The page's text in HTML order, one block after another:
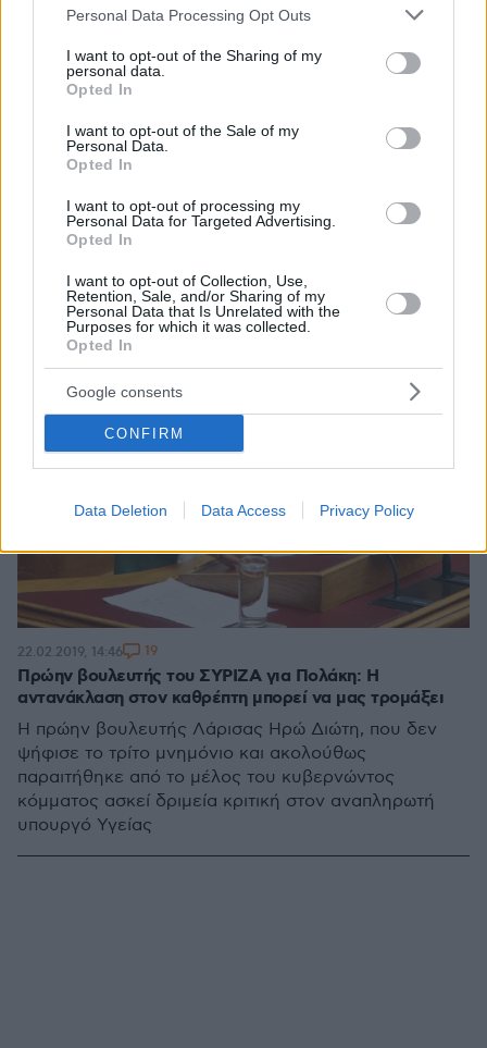
Please note that this website/app uses one or more Google
not limited to your visit or usage behaviour. You may click to
grant or deny consent to Google and its third-party tags to
use your data for below specified purposes in below Google
consent section.
Personal Data Processing Opt Outs
I want to opt-out of the Sharing of my
personal data.
Opted In
I want to opt-out of the Sale of my
Personal Data.
Opted In
I want to opt-out of processing my
Personal Data for Targeted Advertising.
Opted In
I want to opt-out of Collection, Use,
Retention, Sale, and/or Sharing of my
Personal Data that Is Unrelated with the
Purposes for which it was collected.
Opted In
Google consents
CONFIRM
Data Deletion Data Access Privacy Policy
στις εκλογές με το ΜέΡΑ 25
Πρόκειται για την άλλοτε «αμαζόνα του Τσίπρα» που
δεν είχε ψηφίσει το τρίτο Μνημόνιο και στη συνέχεια
είχε παραιτηθεί και από μέλος του ΣΥΡΙΖΑ - Θέτει
Πρώην βουλευτής του ΣΥΡΙΖΑ για Πολάκη: Η
αντανάκλαση στον καθρέπτη μπορεί να μας τρομάξει
Η πρώην βουλευτής Λάρισας Ηρώ Διώτη, που δεν
ψήφισε το τρίτο μνημόνιο και ακολούθως
παραιτήθηκε από το μέλος του κυβερνώντος
κόμματος ασκεί δριμεία κριτική στον αναπληρωτή
υπουργό Υγείας
22.02.2019, 14:46 19